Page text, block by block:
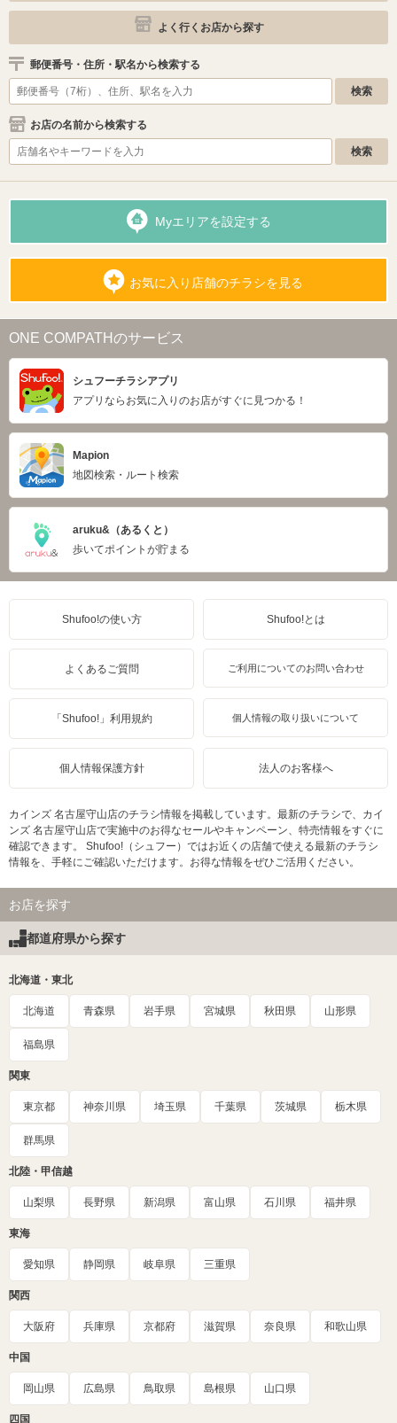
よく行くお店から探す
郵便番号・住所・駅名から検索する
お店の名前から検索する
Myエリアを設定する
お気に入り店舗のチラシを見る
ONE COMPATHのサービス
シュフーチラシアプリ
アプリならお気に入りのお店がすぐに見つかる！
Mapion
地図検索・ルート検索
aruku&（あるくと）
歩いてポイントが貯まる
Shufoo!の使い方 Shufoo!とは
よくあるご質問 ご利用についてのお問い合わせ
「Shufoo!」利用規約 個人情報の取り扱いについて
個人情報保護方針 法人のお客様へ
カインズ 名古屋守山店のチラシ情報を掲載しています。最新のチラシで、カイ
ンズ 名古屋守山店で実施中のお得なセールやキャンペーン、特売情報をすぐに
確認できます。 Shufoo!（シュフー）ではお近くの店舗で使える最新のチラシ
情報を、手軽にご確認いただけます。お得な情報をぜひご活用ください。
お店を探す
都道府県から探す
北海道・東北
北海道 青森県 岩手県 宮城県 秋田県 山形県
福島県
関東
東京都 神奈川県 埼玉県 千葉県 茨城県 栃木県
群馬県
北陸・甲信越
山梨県 長野県 新潟県 富山県 石川県 福井県
東海
愛知県 静岡県 岐阜県 三重県
関西
大阪府 兵庫県 京都府 滋賀県 奈良県 和歌山県
中国
岡山県 広島県 鳥取県 島根県 山口県
四国